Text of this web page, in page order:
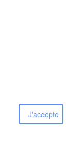
J'accepte